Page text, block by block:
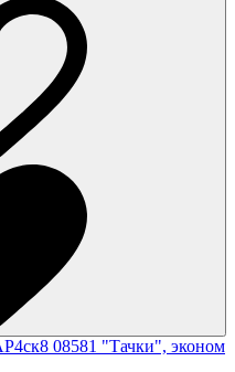
08581 "Тачки", эконом